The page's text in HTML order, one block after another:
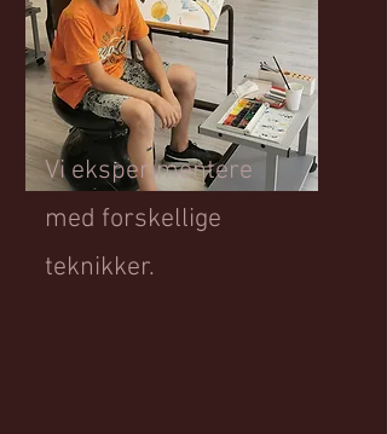
Vi eksperimentere
med forskellige
teknikker.